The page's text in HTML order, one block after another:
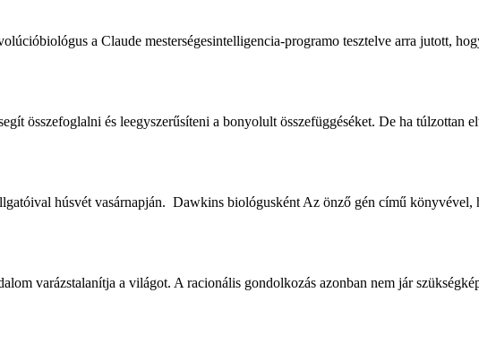
a Claude mesterségesintelligencia-programo tesztelve arra jutott,
összefoglalni és leegyszerűsíteni a bonyolult összefüggéséket. De ha túlzottan
húsvét vasárnapján. Dawkins biológusként Az önző gén című könyvével,
varázstalanítja a világot. A racionális gondolkozás azonban nem jár